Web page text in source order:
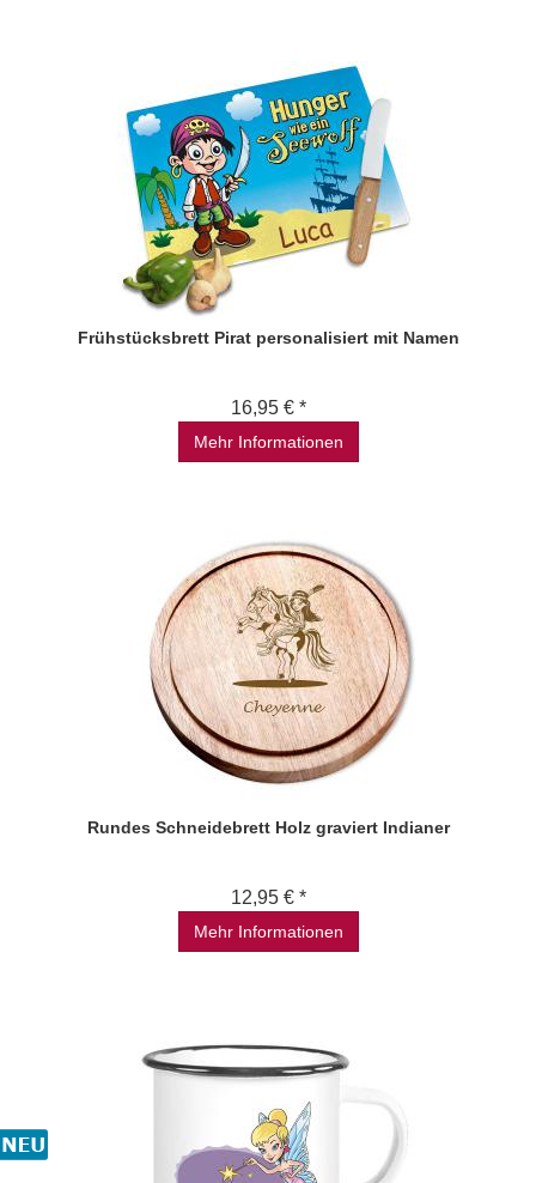
Frühstücksbrett Pirat personalisiert mit Namen
16,95 € *
Mehr Informationen
Rundes Schneidebrett Holz graviert Indianer
12,95 € *
Mehr Informationen